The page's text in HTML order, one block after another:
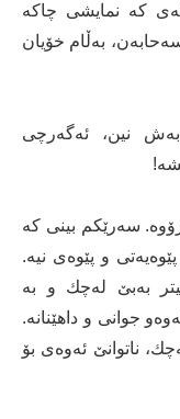
کە نمایشی چاکە
بەڵام خۆیان
نین، ئەگەرچی
سەرێكم بینی کە
و پێوەی نیە.
بەبێ لەچك و بە
جوانی و داهێنانە.
ناتوانێ ئەوەی بۆ